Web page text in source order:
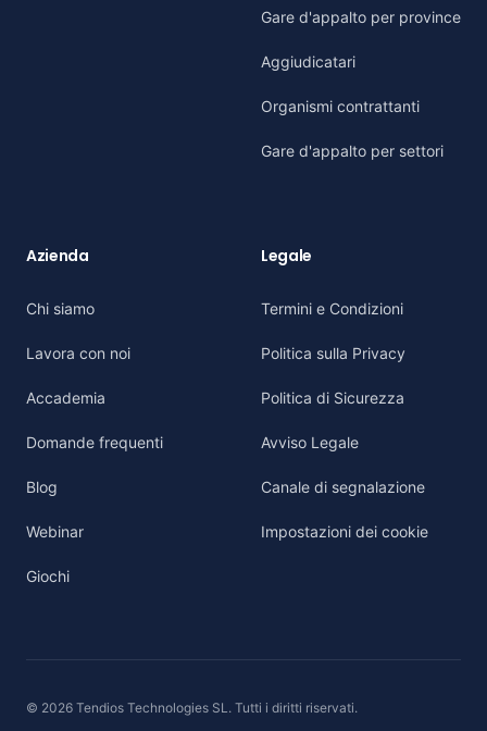
Gare d'appalto per province
Aggiudicatari
Organismi contrattanti
Gare d'appalto per settori
Azienda
Chi siamo
Lavora con noi
Accademia
Domande frequenti
Blog
Webinar
Giochi
Legale
Termini e Condizioni
Politica sulla Privacy
Politica di Sicurezza
Avviso Legale
Canale di segnalazione
Impostazioni dei cookie
© 2026 Tendios Technologies SL. Tutti i diritti riservati.